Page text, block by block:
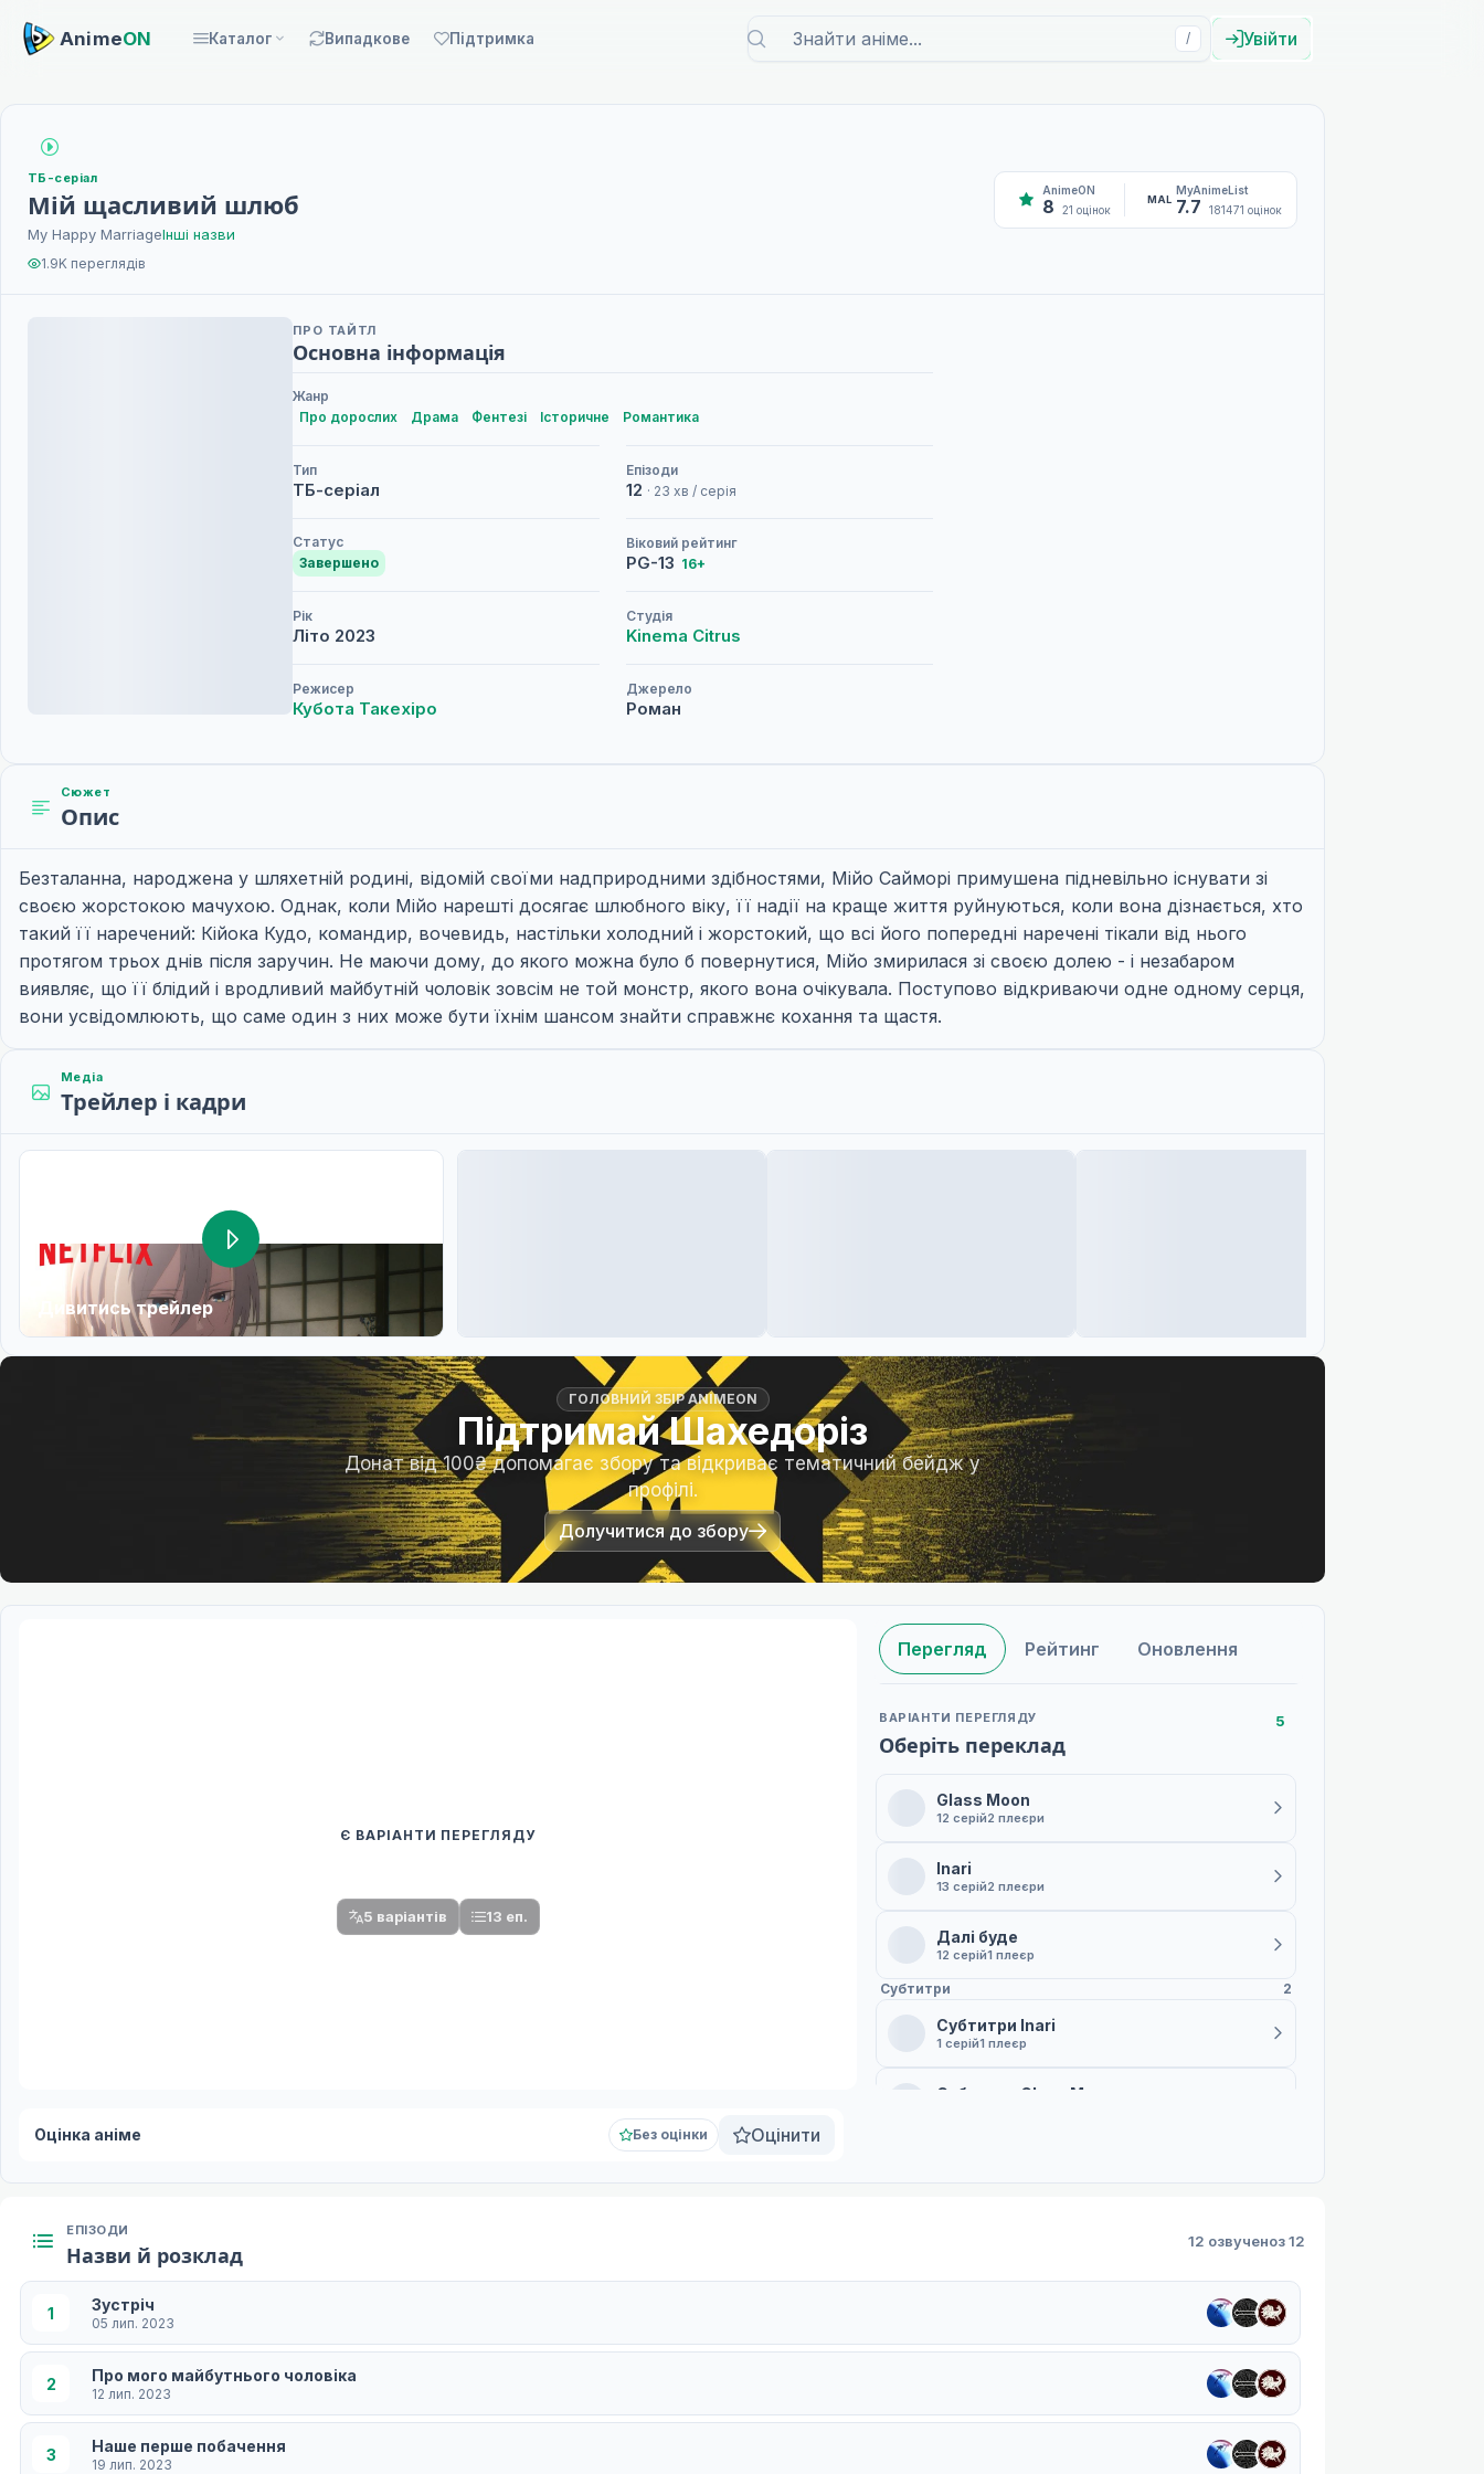
AnimeON Каталог Випадкове Підтримка / Увійти
ТБ-серіал
Мій щасливий шлюб
My Happy MarriageІнші назви
1.9K переглядів
AnimeON
8 21 оцінок
MAL
MyAnimeList
7.7 181471 оцінок
ПРО ТАЙТЛ
Основна інформація
Жанр
Про дорослих
Драма Фентезі Історичне Романтика
Тип
ТБ-серіал
Епізоди
12 · 23 хв / серія
Статус
Завершено
Віковий рейтинг
PG-13 16+
Рік
Літо 2023
Студія
Kinema Citrus
Режисер
Кубота Такехіро
Джерело
Роман
Сюжет
Опис
Безталанна, народжена у шляхетній родині, відомій своїми надприродними здібностями, Мійо Сайморі примушена підневільно існувати зі
своєю жорстокою мачухою. Однак, коли Мійо нарешті досягає шлюбного віку, її надії на краще життя руйнуються, коли вона дізнається, хто
такий її наречений: Кійока Кудо, командир, вочевидь, настільки холодний і жорстокий, що всі його попередні наречені тікали від нього
протягом трьох днів після заручин. Не маючи дому, до якого можна було б повернутися, Мійо змирилася зі своєю долею - і незабаром
виявляє, що її блідий і вродливий майбутній чоловік зовсім не той монстр, якого вона очікувала. Поступово відкриваючи одне одному серця,
вони усвідомлюють, що саме один з них може бути їхнім шансом знайти справжнє кохання та щастя.
Медіа
Трейлер і кадри
Дивитись трейлер
ГОЛОВНИЙ ЗБІР ANIMEON
Підтримай Шахедоріз
Донат від 100₴ допомагає збору та відкриває тематичний бейдж у
профілі.
Долучитися до збору
Є ВАРІАНТИ ПЕРЕГЛЯДУ
5 варіантів 13 еп.
Оцінка аніме Без оцінки Оцінити
Перегляд Рейтинг Оновлення
ВАРІАНТИ ПЕРЕГЛЯДУ
Оберіть переклад
5
Glass Moon
12 серій2 плеєри
Inari
13 серій2 плеєри
Далі буде
12 серій1 плеєр
Субтитри 2
Субтитри Inari
1 серій1 плеєр
Субтитри Glass Moon
ЕПІЗОДИ
Назви й розклад
12 озвученоз 12
1 Зустріч
05 лип. 2023
2 Про мого майбутнього чоловіка
12 лип. 2023
3 Наше перше побачення
19 лип. 2023